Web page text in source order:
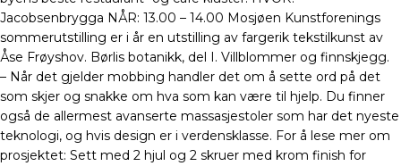
Jacobsenbrygga NÅR: 13.00 – 14.00 Mosjøen Kunstforenings
sommerutstilling er i år en utstilling av fargerik tekstilkunst av
Åse Frøyshov. Børlis botanikk, del I. Villblommer og finnskjegg. ‍
– Når det gjelder mobbing handler det om å sette ord på det
som skjer og snakke om hva som kan være til hjelp. Du finner
også de allermest avanserte massasjestoler som har det nyeste
teknologi, og hvis design er i verdensklasse. For å lese mer om
prosjektet: Sett med 2 hjul og 2 skruer med krom finish for